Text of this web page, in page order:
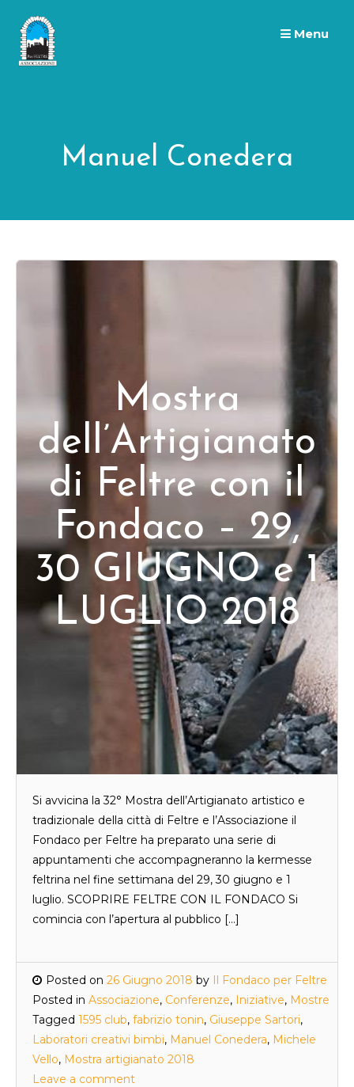
content
Menu
Manuel Conedera
Mostra
dell’Artigianato
di Feltre con il
Fondaco – 29,
30 GIUGNO e 1
LUGLIO 2018
Si avvicina la 32° Mostra dell’Artigianato artistico e
tradizionale della città di Feltre e l’Associazione il
Fondaco per Feltre ha preparato una serie di
appuntamenti che accompagneranno la kermesse
feltrina nel fine settimana del 29, 30 giugno e 1
luglio. SCOPRIRE FELTRE CON IL FONDACO Si
comincia con l’apertura al pubblico […]
Posted on 26 Giugno 2018 by Il Fondaco per Feltre
Posted in Associazione, Conferenze, Iniziative, Mostre
Tagged 1595 club, fabrizio tonin, Giuseppe Sartori,
Laboratori creativi bimbi, Manuel Conedera, Michele
Vello, Mostra artigianato 2018
Leave a comment